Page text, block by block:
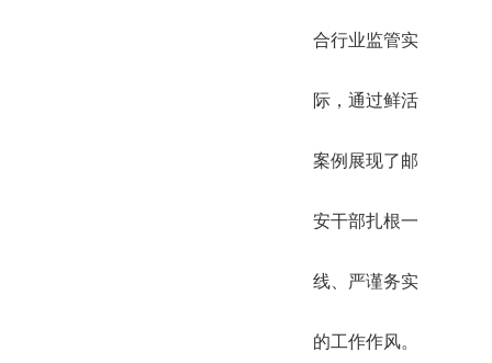
合行业监管实
际，通过鲜活
案例展现了邮
安干部扎根一
线、严谨务实
的工作作风。